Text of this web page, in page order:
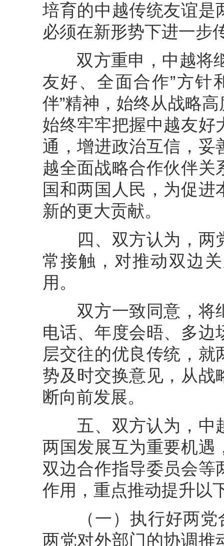
培育的中越传统友谊是
必须在新形势下进一步
双方重申，中越将继
友好、全面合作”方针
伴”精神，始终从战略
始终牢牢把握中越友好
通，增进政治互信，妥
越全面战略合作伙伴关
国和两国人民，为促
新的更大贡献。
四、双方认为，两
常接触，对推动双边
用。
双方一致同意，将
电话、年度会晤、多边
层交往的优良传统，
势及时交换意见，从战
断向前发展。
五、双方认为，中
两国发展互为重要机遇
双边合作指导委员会等
作用，重点推动提升以
（一）执行好两党
两党对外部门的协调推